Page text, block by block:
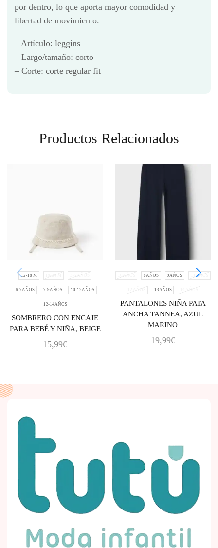
por dentro, lo que aporta mayor comodidad y
libertad de movimiento.
– Artículo: leggins
– Largo/tamaño: corto
– Corte: corte regular fit
Productos Relacionados
12-18 M 18-24 M 3-5 AÑOS
6-7AÑOS 7-9AÑOS 10-12AÑOS
12-14AÑOS
SOMBRERO CON ENCAJE
PARA BEBÉ Y NIÑA, BEIGE
15,99€
10AÑOS 8AÑOS 9AÑOS 11AÑOS
12 AÑOS 13AÑOS 14 AÑOS
PANTALONES NIÑA PATA
ANCHA TANNEA, AZUL
MARINO
19,99€